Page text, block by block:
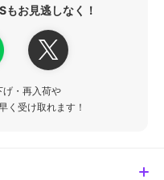
もお見逃しなく！
げ・再入荷や
く受け取れます！